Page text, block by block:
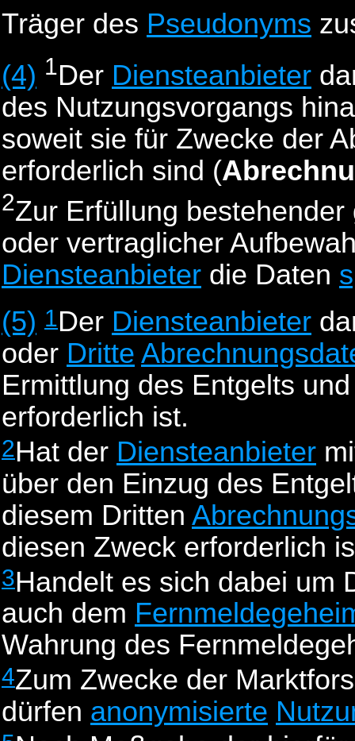
Träger des Pseudonyms
(4) 1Der Diensteanbieter
des Nutzungsvorgangs
soweit sie für Zwecke der
erforderlich sind (
2Zur Erfüllung
oder vertraglicher
Diensteanbieter die Daten
(5) 1Der Diensteanbieter
oder Dritte
Ermittlung des Entgelts
erforderlich ist.
2Hat der Diensteanbieter
über den Einzug des
diesem Dritten
diesen Zweck erforderlich
3Handelt es sich dabei um
auch dem
Wahrung des
4Zum Zwecke der
dürfen anonymisierte